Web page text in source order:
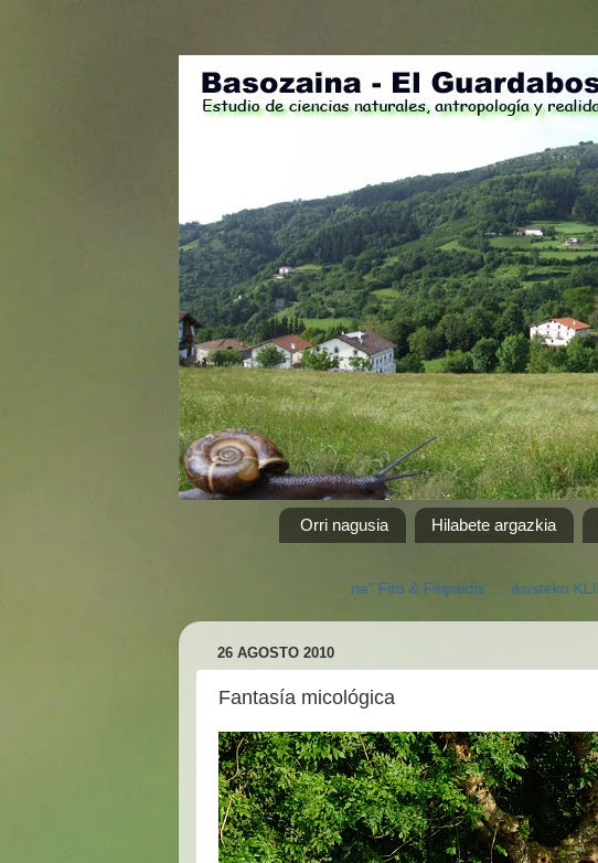
Orri nagusia Hilabete argazkia
audiobisuala musika "Alegria" Fito & Fitipaldis .... ikusteko KLIK hemen
26 AGOSTO 2010
Fantasía micológica